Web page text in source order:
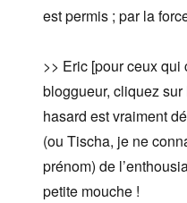
est permis ; par la
>> Eric [pour ceux
bloggueur, cliquez
hasard est vraiment
(ou Tischa, je ne
prénom) de
petite mouche !